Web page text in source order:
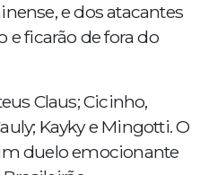
e dos atacantes
e ficarão de fora do
Claus; Cicinho,
Kayky e Mingotti. O
duelo emocionante